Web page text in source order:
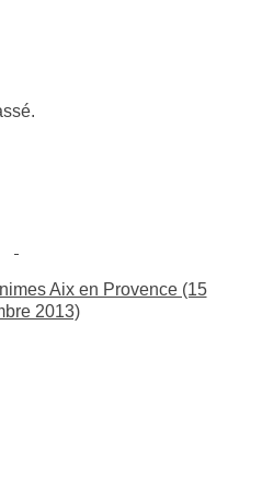
Aix en Provence (15
2013)